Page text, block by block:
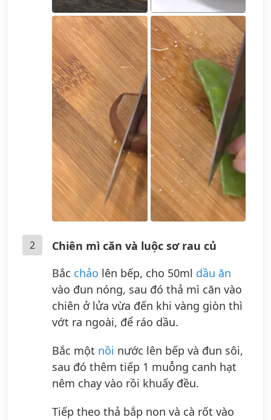
2
Chiên mì căn và luộc sơ rau củ
Bắc chảo lên bếp, cho 50ml dầu ăn
vào đun nóng, sau đó thả mì căn vào
chiên ở lửa vừa đến khi vàng giòn thì
vớt ra ngoài, để ráo dầu.
Bắc một nồi nước lên bếp và đun sôi,
sau đó thêm tiếp 1 muỗng canh hạt
nêm chay vào rồi khuấy đều.
Tiếp theo thả bắp non và cà rốt vào